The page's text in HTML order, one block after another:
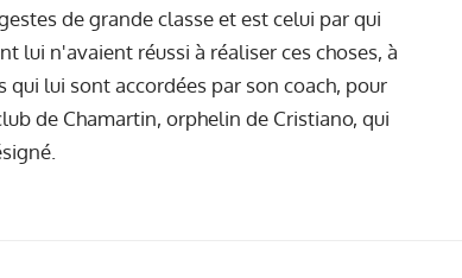
de grande classe et est celui par qui
lui n'avaient réussi à réaliser ces choses, à
lui sont accordées par son coach, pour
de Chamartin, orphelin de Cristiano, qui